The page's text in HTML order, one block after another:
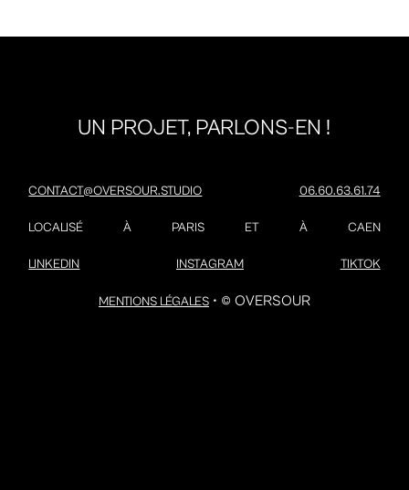
UN PROJET, PARLONS-EN !
CONTACT@OVERSOUR.STUDIO 06.60.63.61.74
LOCALISÉ À PARIS ET À CAEN
LINKEDIN INSTAGRAM TIKTOK
MENTIONS LÉGALES• © OVERSOUR